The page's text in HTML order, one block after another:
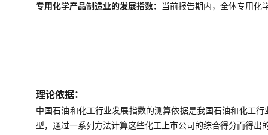
专用化学产品制造业的发展指数： 当前报告期内，全体专用化
理论依据：
中国石油和化工行业发展指数的测算依据是我国石油和化工
型，通过一系列方法计算这些化工上市公司的综合得分而得